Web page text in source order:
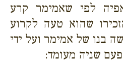
לפי שאמימר קרע
שהוא טעה לקרוע
בנו של אמימר ועל ידי
שניה מעומד: